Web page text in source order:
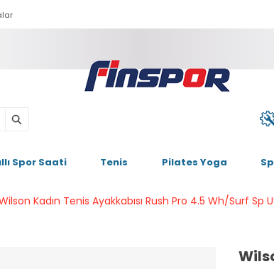
Spor Saati Tenis Pilates Yoga
Kadın Tenis Ayakkabısı Rush Pro 4.5 Wh/Surf Sp